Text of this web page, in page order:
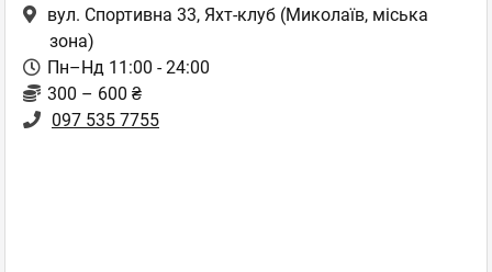
вул. Спортивна 33, Яхт-клуб (Миколаїв, міська
зона)
Пн–Нд 11:00 - 24:00
300 – 600 ₴
097 535 7755